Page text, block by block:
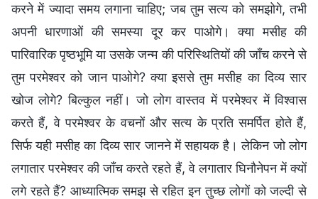
करने में ज्यादा समय लगाना चाहिए; जब तुम सत्य को समझोगे, तभी
अपनी धारणाओं की समस्या दूर कर पाओगे। क्या मसीह की
पारिवारिक पृष्ठभूमि या उसके जन्म की परिस्थितियों की जाँच करने से
तुम परमेश्वर को जान पाओगे? क्या इससे तुम मसीह का दिव्य सार
खोज लोगे? बिल्कुल नहीं। जो लोग वास्तव में परमेश्वर में विश्वास
करते हैं, वे परमेश्वर के वचनों और सत्य के प्रति समर्पित होते हैं,
सिर्फ यही मसीह का दिव्य सार जानने में सहायक है। लेकिन जो लोग
लगातार परमेश्वर की जाँच करते रहते हैं, वे लगातार घिनौनेपन में क्यों
लगे रहते हैं? आध्यात्मिक समझ से रहित इन तुच्छ लोगों को जल्दी से